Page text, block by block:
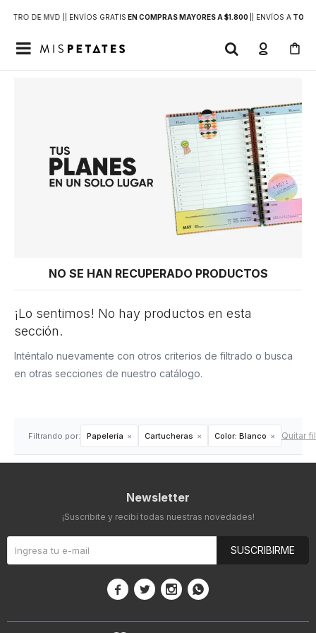
DE MVD | | ENVÍOS GRATIS EN COMPRAS MAYORES A $1.800 | ENVÍOS ATODO

NO SE HAN RECUPERADO PRODUCTOS
¡Lo sentimos! No hay productos en esta
sección.
Inténtalo nuevamente con otros criterios de filtrado o busca
en otras secciones de nuestro catálogo.
Filtrando por: Papelería Cartucheras Color: Blanco Quitar
Newsletter
¡Suscribite y recibí todas nuestras novedades!
SUSCRIBIRME
   